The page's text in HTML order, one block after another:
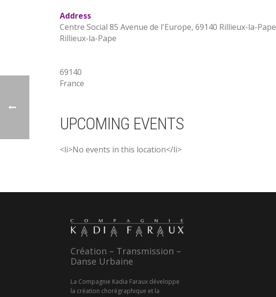
Address
Centre Social 85 Avenue de l'Europe, 69140 Rillieux-la-Pape
Rillieux-la-Pape
69140
France
UPCOMING EVENTS
<li>No events in this location</li>
Création – Transmission –
Danse Urbaine
La Compagnie Kadia Faraux développe
la création chorégraphique et la